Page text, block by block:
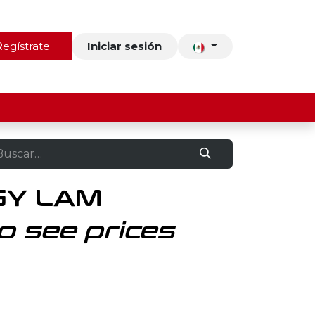
Contacto Iniciar sesión
LAM
see prices